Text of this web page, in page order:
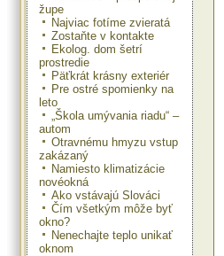
župe
Najviac fotíme zvieratá
Zostaňte v kontakte
Ekolog. dom šetrí
prostredie
Päťkrát krásny exteriér
Pre ostré spomienky na
leto
„Škola umývania riadu“ –
autom
Otravnému hmyzu vstup
zakázaný
Namiesto klimatizácie
novéokná
Ako vstávajú Slováci
Čím všetkým môže byť
okno?
Nenechajte teplo unikať
oknom